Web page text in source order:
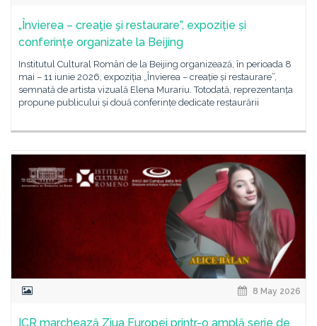
„Învierea – creaţie şi restaurare”, expoziție și
conferințe organizate la Beijing
Institutul Cultural Român de la Beijing organizează, în perioada 8
mai – 11 iunie 2026, expoziția „Învierea – creație și restaurare”,
semnată de artista vizuală Elena Murariu. Totodată, reprezentanța
propune publicului și două conferințe dedicate restaurării
8 May 2026
ICR marchează Ziua Europei printr-o amplă serie de